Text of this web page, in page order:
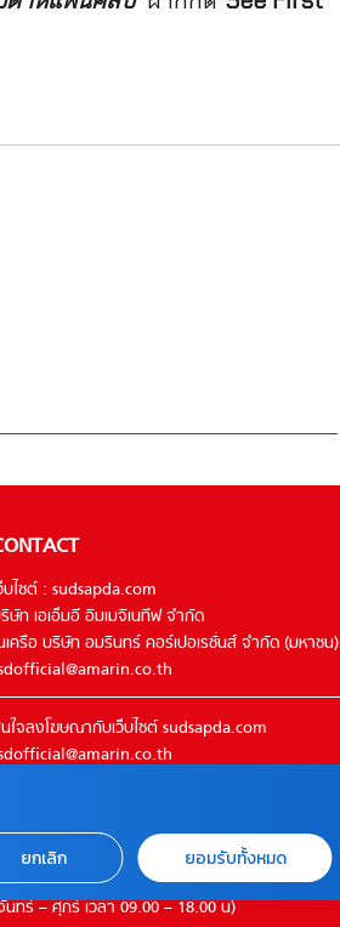
บไซต์ : sudsapda.com
ษัท เอเอ็มอี อิมเมจิเนทีฟ จำกัด
เครือ บริษัท อมรินทร์ คอร์เปอเรชั่นส์ จำกัด (มหาชน)
ใจลงโฆษณากับเว็บไซต์ sudsapda.com
ติดต่อแจ้งปัญหาหรือร้องเรียน
422-9999 ต่อ 4180
นทร์ – ศุกร์ เวลา 09.00 – 18.00 น)
ยกเลิก ยอมรับทั้งหมด